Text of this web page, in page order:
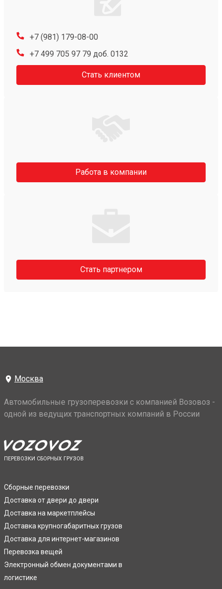
+7 (981) 179-08-00
+7 499 705 97 79 доб. 0132
Стать клиентом
Работа в компании
Стать партнером
Москва
Автомобильные грузоперевозки с компанией Возовоз -
одной из ведущих транспортных компаний в России
ПЕРЕВОЗКИ СБОРНЫХ ГРУЗОВ
Сборные перевозки
Доставка от двери до двери
Доставка на маркетплейсы
Доставка крупногабаритных грузов
Доставка для интернет-магазинов
Перевозка вещей
Электронный обмен документами в
логистике